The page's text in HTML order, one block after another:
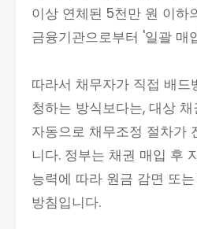
이상 연체된 5천만 원 이하
금융기관으로부터 '일괄 매
따라서 채무자가 직접 배드
청하는 방식보다는, 대상
자동으로 채무조정 절차가
니다. 정부는 채권 매입 후
능력에 따라 원금 감면 또
방침입니다.